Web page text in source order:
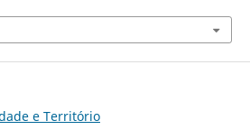
e Território